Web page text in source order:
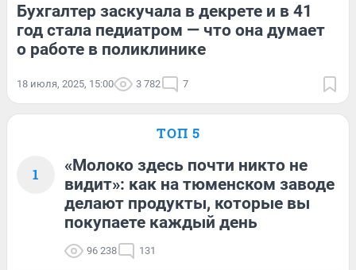
Бухгалтер заскучала в декрете и в 41
год стала педиатром — что она думает
о работе в поликлинике
18 июля, 2025, 15:00 3 782 7
ТОП 5
1
«Молоко здесь почти никто не
видит»: как на тюменском заводе
делают продукты, которые вы
покупаете каждый день
96 238 131